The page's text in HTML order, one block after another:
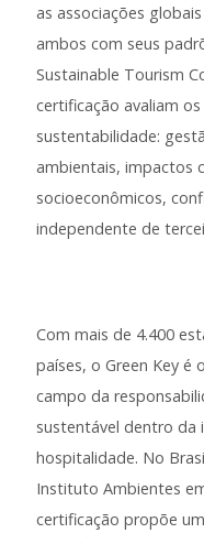
as associações
ambos com seus
Sustainable Tourism
certificação avaliam
sustentabilidade:
ambientais, impactos
socioeconômicos,
independente de
Com mais de 4.400
países, o Green Key é
campo da
sustentável dentro da
hospitalidade. No
Instituto Ambientes
certificação propõe